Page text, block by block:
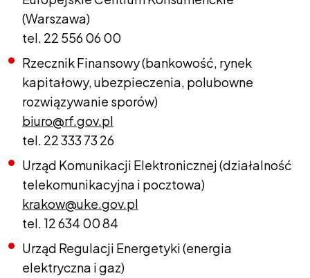
(Warszawa)
tel. 22 556 06 00
Rzecznik Finansowy (bankowość, rynek
kapitałowy, ubezpieczenia, polubowne
rozwiązywanie sporów)
biuro@rf.gov.pl
tel. 22 333 73 26
Urząd Komunikacji Elektronicznej (działalność
telekomunikacyjna i pocztowa)
krakow@uke.gov.pl
tel. 12 634 00 84
Urząd Regulacji Energetyki (energia
elektryczna i gaz)